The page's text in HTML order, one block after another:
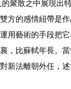
方的感情紐帶是
用藝術的手段把
，比蘇軾年長。
新法離朝外任，